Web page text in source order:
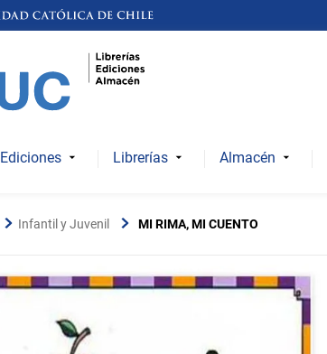
Ediciones Librerías Almacén
Infantil y Juvenil MI RIMA, MI CUENTO